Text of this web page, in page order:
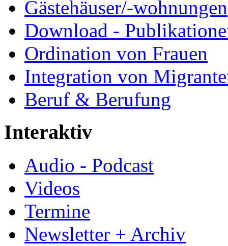
Gästehäuser/-wohnungen
Download -
Ordination von Frauen
Integration von
Beruf & Berufung
Interaktiv
Audio - Podcast
Videos
Termine
Newsletter + Archiv